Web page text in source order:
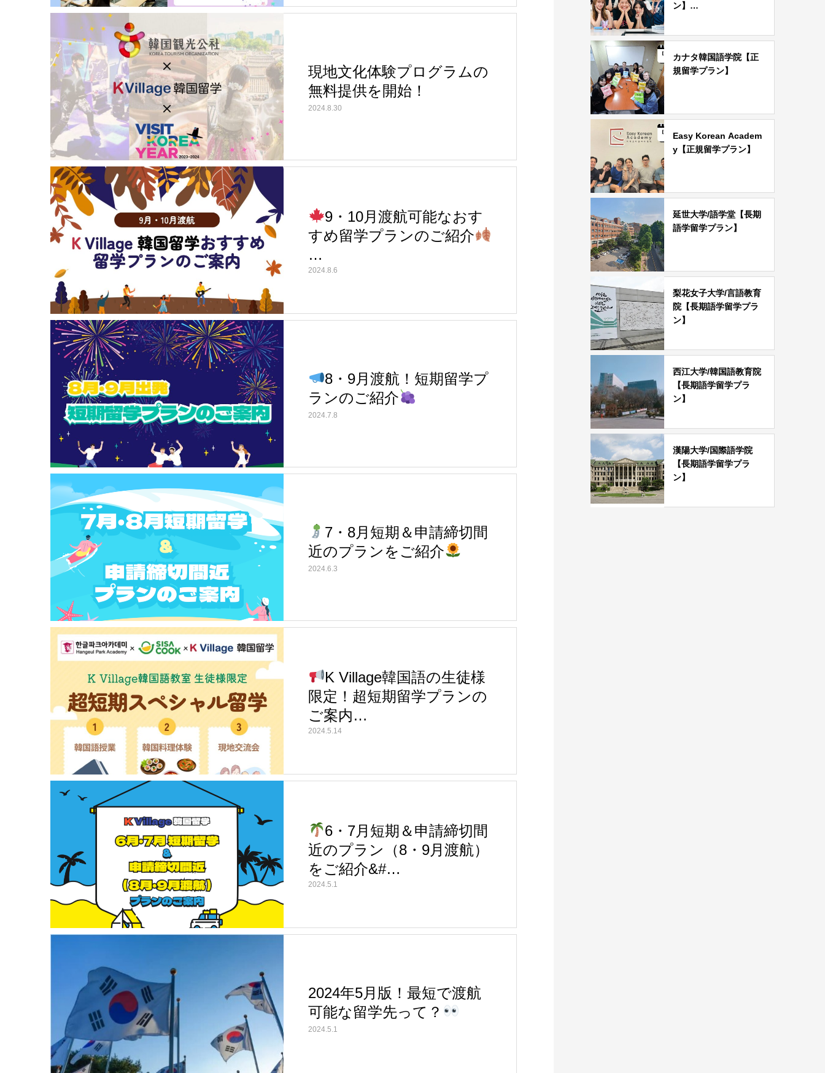
現地文化体験プログラムの
無料提供を開始！
2024.8.30
9・10月渡航可能なおす
すめ留学プランのご紹介
…
2024.8.6
8・9月渡航！短期留学プ
ランのご紹介
2024.7.8
7・8月短期＆申請締切間
近のプランをご紹介
2024.6.3
K Village韓国語の生徒様
限定！超短期留学プランの
ご案内…
2024.5.14
6・7月短期＆申請締切間
近のプラン（8・9月渡航）
をご紹介&#…
2024.5.1
2024年5月版！最短で渡航
可能な留学先って？
2024.5.1
ン】…
カナタ韓国語学院【正
規留学プラン】
Easy Korean Academ
y【正規留学プラン】
延世大学/語学堂【長期
語学留学プラン】
梨花女子大学/言語教育
院【長期語学留学プラ
ン】
西江大学/韓国語教育院
【長期語学留学プラ
ン】
漢陽大学/国際語学院
【長期語学留学プラ
ン】